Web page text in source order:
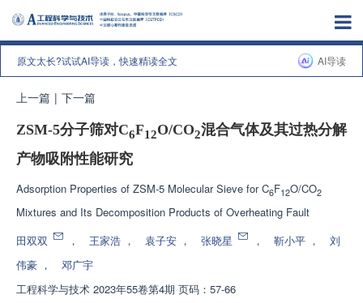
原文太长?试试AI导读，快速精读全文 AI导读
上一篇 | 下一篇
ZSM-5分子筛对C6F12O/CO2混合气体及其过热分解
产物吸附性能研究
Adsorption Properties of ZSM-5 Molecular Sieve for C6F12O/CO2
Mixtures and Its Decomposition Products of Overheating Fault
田双双
， 王家浩 ， 袁子安 ， 张晓星 ， 靳小平 ，
刘
伟豪 ，
邓广宇
工程科学与技术 2023年55卷第4期 页码：57-66